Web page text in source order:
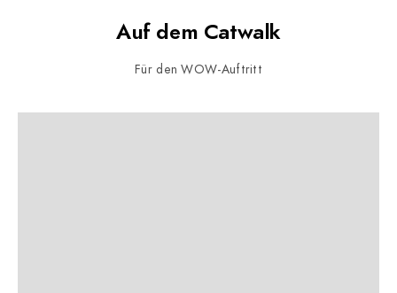
Auf dem Catwalk
Für den WOW-Auftritt